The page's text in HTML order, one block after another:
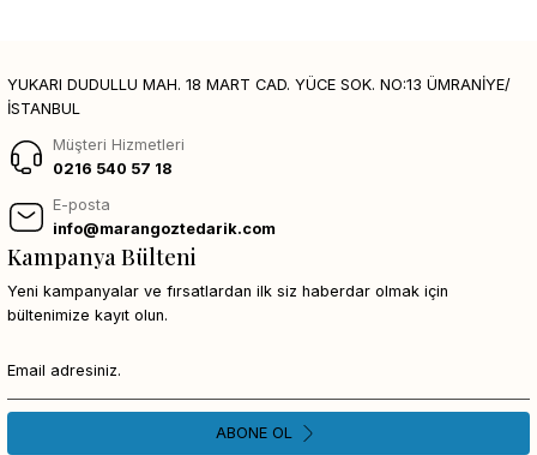
YUKARI DUDULLU MAH. 18 MART CAD. YÜCE SOK. NO:13 ÜMRANİYE/
İSTANBUL
Müşteri Hizmetleri
0216 540 57 18
E-posta
info@marangoztedarik.com
Kampanya Bülteni
Yeni kampanyalar ve fırsatlardan ilk siz haberdar olmak için
bültenimize kayıt olun.
ABONE OL